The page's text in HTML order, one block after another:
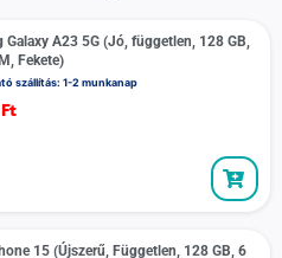
Galaxy A23 5G (Jó, független, 128 GB,
Fekete)
szállítás: 1-2 munkanap
Ft
15 (Újszerű, Független, 128 GB, 6